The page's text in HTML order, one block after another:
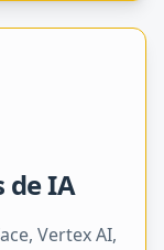
de IA
Vertex AI,